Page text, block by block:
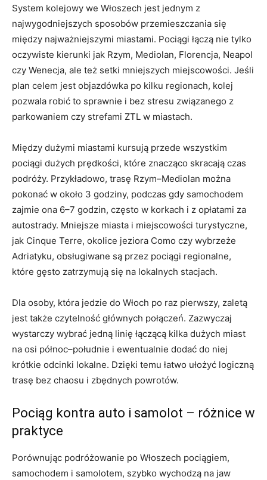
System kolejowy we Włoszech jest jednym z
najwygodniejszych sposobów przemieszczania się
między najważniejszymi miastami. Pociągi łączą nie tylko
oczywiste kierunki jak Rzym, Mediolan, Florencja, Neapol
czy Wenecja, ale też setki mniejszych miejscowości. Jeśli
plan celem jest objazdówka po kilku regionach, kolej
pozwala robić to sprawnie i bez stresu związanego z
parkowaniem czy strefami ZTL w miastach.
Między dużymi miastami kursują przede wszystkim
pociągi dużych prędkości, które znacząco skracają czas
podróży. Przykładowo, trasę Rzym–Mediolan można
pokonać w około 3 godziny, podczas gdy samochodem
zajmie ona 6–7 godzin, często w korkach i z opłatami za
autostrady. Mniejsze miasta i miejscowości turystyczne,
jak Cinque Terre, okolice jeziora Como czy wybrzeże
Adriatyku, obsługiwane są przez pociągi regionalne,
które gęsto zatrzymują się na lokalnych stacjach.
Dla osoby, która jedzie do Włoch po raz pierwszy, zaletą
jest także czytelność głównych połączeń. Zazwyczaj
wystarczy wybrać jedną linię łączącą kilka dużych miast
na osi północ–południe i ewentualnie dodać do niej
krótkie odcinki lokalne. Dzięki temu łatwo ułożyć logiczną
trasę bez chaosu i zbędnych powrotów.
Pociąg kontra auto i samolot – różnice w
praktyce
Porównując podróżowanie po Włoszech pociągiem,
samochodem i samolotem, szybko wychodzą na jaw